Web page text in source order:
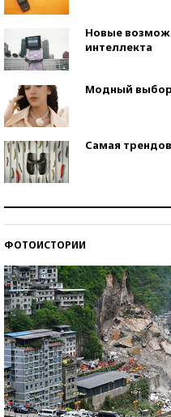
Новые
интеллекта
Модный выбор:
Самая
ФОТОИСТОРИИ